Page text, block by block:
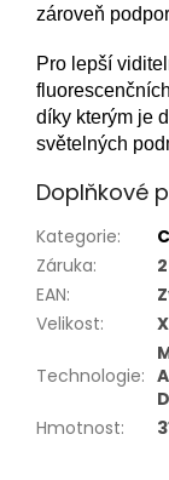
zároveň
Pro lepší
díky kterým je
světelných
Doplňkové
Kategorie:
Záruka:
EAN:
Velikost:
Technologie:
Hmotnost: